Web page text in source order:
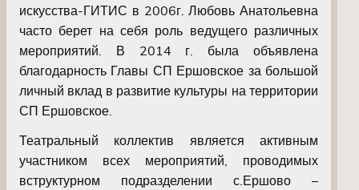
искусства-ГИТИС в 2006г. Любовь Анатольевна
часто берет на себя роль ведущего различных
мероприятий. В 2014 г. была объявлена
благодарность Главы СП Ершовское за большой
личный вклад в развитие культуры на территории
СП Ершовское.
Театральный коллектив является активным
участником всех мероприятий, проводимых
вструктурном подразделении с.Ершово –